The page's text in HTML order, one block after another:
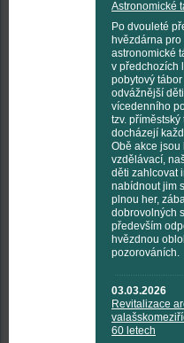
Astronomické
Po dvouleté
hvězdárna
astronomické
v předchozích
pobytový
odvážnější
vícedenního
tzv. příměstský
docházejí
Obě akce
vzdělávací,
děti zahlcovat
nabídnout jim
plnou her,
dobrovolných
především
hvězdnou
pozorováních.
03.03.2026
Revitalizace
60 letech